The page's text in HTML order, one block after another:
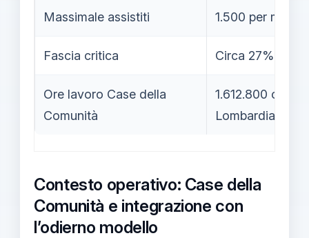
Massimale assistiti 1.500 per
Fascia critica Circa 27%
Ore lavoro Case della
Comunità
1.612.800 ore/
Lombardia)
Contesto operativo: Case della
Comunità e integrazione con
l’odierno modello